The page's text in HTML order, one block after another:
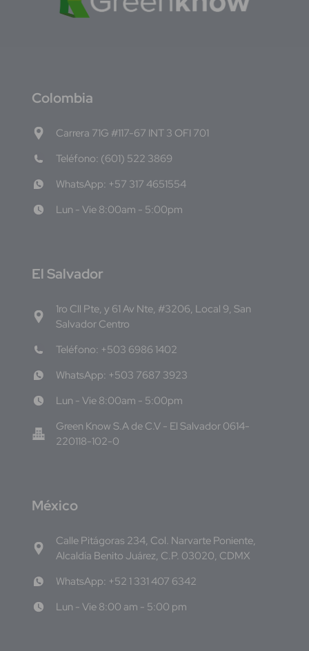
Colombia
Carrera 71G #117-67 INT 3 OFI 701
Teléfono: (601) 522 3869
WhatsApp: +57 317 4651554
Lun - Vie 8:00am - 5:00pm
El Salvador
1ro Cll Pte, y 61 Av Nte, #3206, Local 9, San
Salvador Centro
Teléfono: +503 6986 1402
WhatsApp: +503 7687 3923
Lun - Vie 8:00am - 5:00pm
Green Know S.A de C.V - El Salvador 0614-
220118-102-0
México
Calle Pitágoras 234, Col. Narvarte Poniente,
Alcaldía Benito Juárez, C.P. 03020, CDMX
WhatsApp: +52 1 331 407 6342
Lun - Vie 8:00 am - 5:00 pm